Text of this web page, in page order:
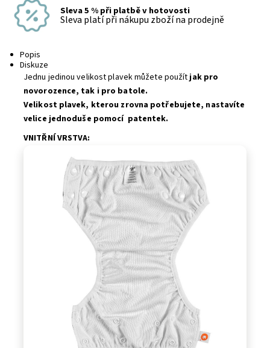
Sleva 5 % při platbě v hotovosti
Sleva platí při nákupu zboží na prodejně
Popis
Diskuze
Jednu jedinou velikost plavek můžete použít jak pro
novorozence, tak i pro batole.
Velikost plavek, kterou zrovna potřebujete, nastavíte
velice jednoduše pomocí patentek.
VNITŘNÍ VRSTVA: